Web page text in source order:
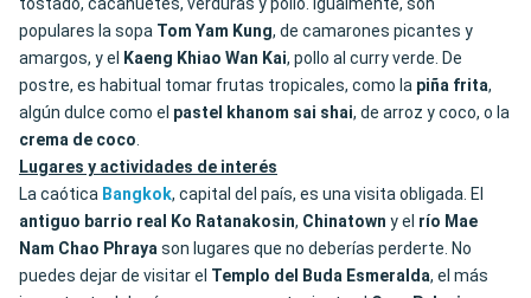
tostado, cacahuetes, verduras y pollo. Igualmente, son
populares la sopa Tom Yam Kung, de camarones picantes y
amargos, y el
Kaeng Khiao Wan Kai, pollo al curry verde. De
postre, es habitual tomar frutas tropicales, como la piña frita,
algún dulce como el pastel khanom sai shai, de arroz y coco, o la
crema de coco.
Lugares y actividades de interés
La caótica Bangkok, capital del país, es una visita obligada. El
antiguo barrio real Ko Ratanakosin, Chinatown y el río Mae
Nam Chao Phrayason lugares que no deberías perderte. No
puedes dejar de visitar el Templo del Buda Esmeralda, el más